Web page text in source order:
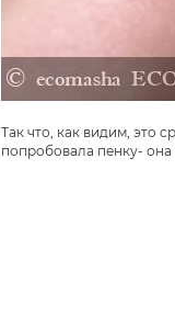
Так что, как видим, это
попробовала пенку-